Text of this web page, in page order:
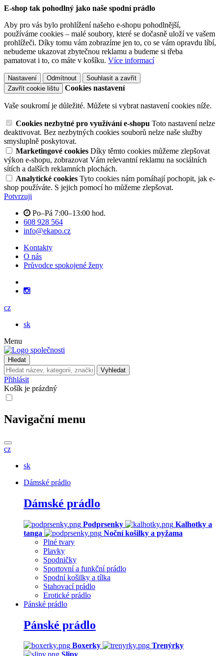
E-shop tak pohodlný jako naše spodní prádlo
Aby pro vás bylo prohlížení našeho e-shopu pohodlnější,
používáme cookies – malé soubory, které se dočasně uloží ve vašem
prohlížeči. Díky tomu vám zobrazíme jen to, co se vám opravdu líbí,
nebudeme ukazovat zbytečnou reklamu a budeme si třeba
pamatovat i to, co máte v košíku. Více informací
Nastavení Odmítnout
Souhlasit a zavřít
Zavřít cookie lištu
Cookies nastavení
Vaše soukromí je důležité. Můžete si vybrat nastavení cookies níže.
Cookies nezbytné pro využívání e-shopu Toto nastavení nelze
deaktivovat. Bez nezbytných cookies souborů nelze naše služby
smysluplně poskytovat.
Marketingové cookies Díky těmto cookies můžeme zlepšovat
výkon e-shopu, zobrazovat Vám relevantní reklamu na sociálních
sítích a dalších reklamních plochách.
Analytické cookies Tyto cookies nám pomáhají pochopit, jak e-
shop používáte. S jejich pomocí ho můžeme zlepšovat.
Potvrzuji
Po–Pá 7:00–13:00 hod.
608 928 564
info@ekapo.cz
Kontakty
O nás
Průvodce spokojené ženy
cz
sk
Menu
Hledat
Vyhledat
Přihlásit
Košík je prázdný
Navigační menu
cz
sk
Dámské prádlo
Dámské prádlo
Podprsenky
Kalhotky a
tanga
Noční košilky a pyžama
Plné tvary
Plavky
Spodničky
Sportovní a funkční prádlo
Spodní košilky a tílka
Stahovací prádlo
Erotické prádlo
Pánské prádlo
Pánské prádlo
Boxerky
Trenýrky